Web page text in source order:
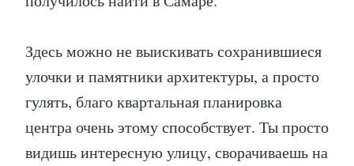
Здесь можно не выискивать сохранившиеся
улочки и памятники архитектуры, а просто
гулять, благо квартальная планировка
центра очень этому способствует. Ты просто
видишь интересную улицу, сворачиваешь на